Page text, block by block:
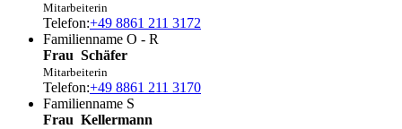
Mitarbeiterin
Telefon:+49 8861 211 3172
Familienname O - R
Frau Schäfer
Mitarbeiterin
Telefon:+49 8861 211 3170
Familienname S
Frau Kellermann